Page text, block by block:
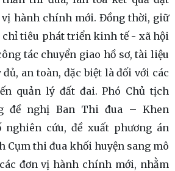
vị hành chính mới. Đồng thời, giữ
chỉ tiêu phát triển kinh tế - xã hội
tác chuyển giao hồ sơ, tài liệu
an toàn, đặc biệt là đối với các
quản lý đất đai. Phó Chủ tịch
đề nghị Ban Thi đua – Khen
nghiên cứu, đề xuất phương án
Cụm thi đua khối huyện sang mô
đơn vị hành chính mới, nhằm